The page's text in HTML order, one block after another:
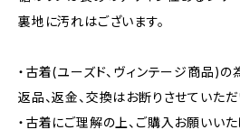
裏地に汚れはございます。
・古着(ユーズド、ヴィンテージ商品)の
返品、返金、交換はお断りさせていただ
・古着にご理解の上、ご購入お願いいた